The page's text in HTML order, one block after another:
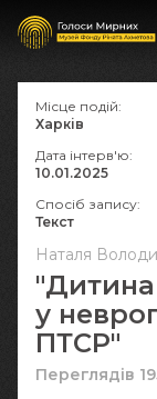
Наталя
"Дитина
у
ПТСР"
Переглядів
Місце подій:
Харків
Дата інтерв'ю:
10.01.2025
Спосіб запису:
Текст